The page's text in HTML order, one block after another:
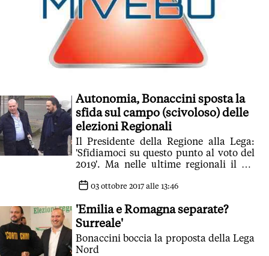
Autonomia, Bonaccini sposta la
sfida sul campo (scivoloso) delle
elezioni Regionali
Il Presidente della Regione alla Lega:
'Sfidiamoci su questo punto al voto del
2019'. Ma nelle ultime regionali il PD
da meno di un elettore su 5
03 ottobre 2017 alle 13:46
'Emilia e Romagna separate?
Surreale'
Bonaccini boccia la proposta della Lega
Nord